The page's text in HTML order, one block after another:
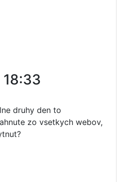
18:33
druhy den to
zo vsetkych webov,